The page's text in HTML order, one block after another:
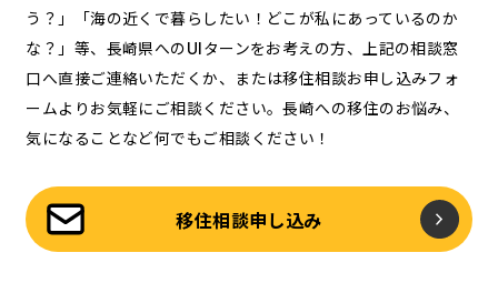
う？」「海の近くで暮らしたい！どこが私にあっているのか
な？」等、長崎県へのUIターンをお考えの方、上記の相談窓
口へ直接ご連絡いただくか、または移住相談お申し込みフォ
ームよりお気軽にご相談ください。長崎への移住のお悩み、
気になることなど何でもご相談ください！
移住相談申し込み